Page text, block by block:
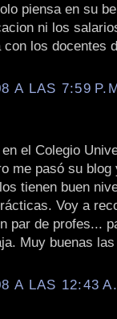
piensa en su
ni los
los docentes
A LAS 7:59
el Colegio
me pasó su blog
tienen buen
Voy a
par de profes...
Muy buenas
A LAS 12:43